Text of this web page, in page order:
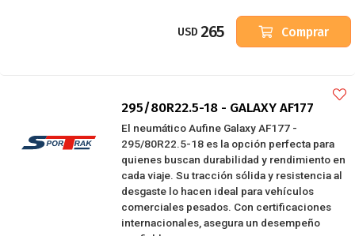
USD 265 Comprar
295/80R22.5-18 - GALAXY AF177
El neumático Aufine Galaxy AF177 -
295/80R22.5-18 es la opción perfecta para
quienes buscan durabilidad y rendimiento en
cada viaje. Su tracción sólida y resistencia al
desgaste lo hacen ideal para vehículos
comerciales pesados. Con certificaciones
internacionales, asegura un desempeño